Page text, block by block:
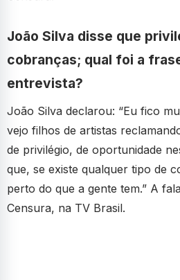
João Silva disse que
cobranças; qual foi a
entrevista?
João Silva declarou: “Eu fico
vejo filhos de artistas
de privilégio, de oportunidade
que, se existe qualquer tipo de
perto do que a gente tem.” A
Censura, na TV Brasil.